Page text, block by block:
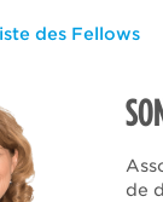
des Fellows
de